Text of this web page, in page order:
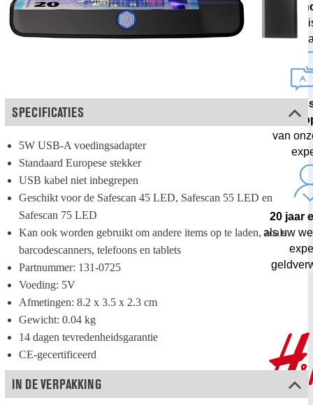
SPECIFICATIES
5W USB-A voedingsadapter
Standaard Europese stekker
USB kabel niet inbegrepen
Geschikt voor de Safescan 45 LED, Safescan 55 LED en
Safescan 75 LED
Kan ook worden gebruikt om andere items op te laden, zoals
barcodescanners, telefoons en tablets
Partnummer: 131-0725
Voeding: 5V
Afmetingen: 8.2 x 3.5 x 2.3 cm
Gewicht: 0.04 kg
14 dagen tevredenheidsgarantie
CE-gecertificeerd
IN DE VERPAKKING
met
van
20 jaar
als uw